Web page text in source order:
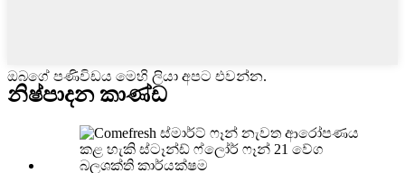
ඔබගේ පණිවිඩය මෙහි ලියා අපට එවන්න.
නිෂ්පාදන කාණ්ඩ